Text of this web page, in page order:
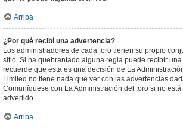
Arriba
¿Por qué recibí una advertencia?
Los administradores de cada foro tienen su propio
sitio. Si ha quebrantado alguna regla puede recibir
recuerde que esta es una decisión de La
Limited no tiene nada que ver con las advertencias
Comuníquese con La Administración del foro si no
advertido.
Arriba